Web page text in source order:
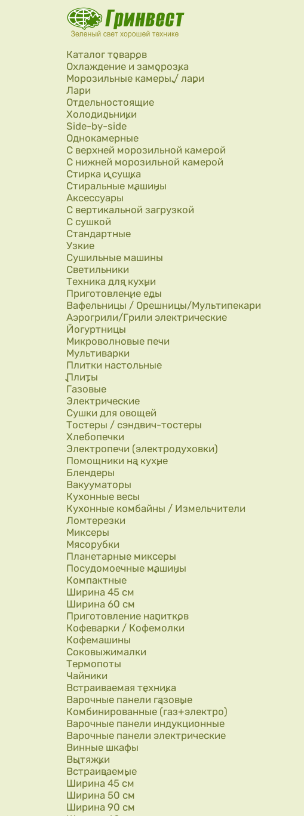
Перейти к основному содержанию
Каталог товаров
Охлаждение и заморозка
Морозильные камеры / лари
Лари
Отдельностоящие
Холодильники
Side-by-side
Однокамерные
С верхней морозильной камерой
С нижней морозильной камерой
Стирка и сушка
Стиральные машины
Аксессуары
С вертикальной загрузкой
С сушкой
Стандартные
Узкие
Сушильные машины
Светильники
Техника для кухни
Приготовление еды
Вафельницы / Орешницы/Мультипекари
Аэрогрили/Грили электрические
Йогуртницы
Микроволновые печи
Мультиварки
Плитки настольные
Плиты
Газовые
Электрические
Сушки для овощей
Тостеры / сэндвич-тостеры
Хлебопечки
Электропечи (электродуховки)
Помощники на кухне
Блендеры
Вакууматоры
Кухонные весы
Кухонные комбайны / Измельчители
Ломтерезки
Миксеры
Мясорубки
Планетарные миксеры
Посудомоечные машины
Компактные
Ширина 45 см
Ширина 60 см
Приготовление напитков
Кофеварки / Кофемолки
Кофемашины
Соковыжималки
Термопоты
Чайники
Встраиваемая техника
Варочные панели газовые
Комбинированные (газ+электро)
Варочные панели индукционные
Варочные панели электрические
Винные шкафы
Вытяжки
Встраиваемые
Ширина 45 см
Ширина 50 см
Ширина 90 см